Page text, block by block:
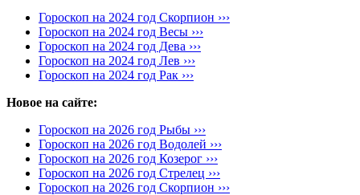
Гороскоп на 2024 год Скорпион ›››
Гороскоп на 2024 год Весы ›››
Гороскоп на 2024 год Дева ›››
Гороскоп на 2024 год Лев ›››
Гороскоп на 2024 год Рак ›››
Новое на сайте:
Гороскоп на 2026 год Рыбы ›››
Гороскоп на 2026 год Водолей ›››
Гороскоп на 2026 год Козерог ›››
Гороскоп на 2026 год Стрелец ›››
Гороскоп на 2026 год Скорпион ›››